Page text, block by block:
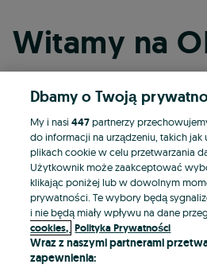
Witamy na
Kontynuuj przez
Kontynuuj
Kontynuuj przez
LUB
Dbamy o Twoją
My i nasi447partnerzy
do informacji na urządzeniu, takich
plikach cookie w celu przetwarzania
Użytkownik może zaakceptować
klikając poniżej lub w dowolnym
prywatności. Te wybory będą
i nie będą miały wpływu na dane
cookies, Polityka Prywatności
Wraz z naszymi partnerami
zapewnienia: